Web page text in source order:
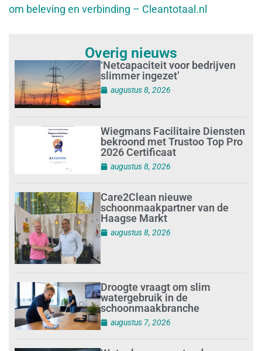
om beleving en verbinding – Cleantotaal.nl
Overig nieuws
‘Netcapaciteit voor bedrijven
slimmer ingezet’
augustus 8, 2026
Wiegmans Facilitaire Diensten
bekroond met Trustoo Top Pro
2026 Certificaat
augustus 8, 2026
Care2Clean nieuwe
schoonmaakpartner van de
Haagse Markt
augustus 8, 2026
Droogte vraagt om slim
watergebruik in de
schoonmaakbranche
augustus 7, 2026